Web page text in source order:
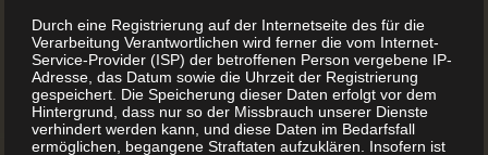
Durch eine Registrierung auf der Internetseite des für die
Verarbeitung Verantwortlichen wird ferner die vom Internet-
Service-Provider (ISP) der betroffenen Person vergebene IP-
Adresse, das Datum sowie die Uhrzeit der Registrierung
gespeichert. Die Speicherung dieser Daten erfolgt vor dem
Hintergrund, dass nur so der Missbrauch unserer Dienste
verhindert werden kann, und diese Daten im Bedarfsfall
ermöglichen, begangene Straftaten aufzuklären. Insofern ist